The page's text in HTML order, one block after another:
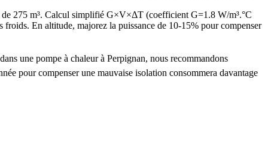
275 m³. Calcul simplifié G×V×ΔT (coefficient G=1.8 W/m³.°C
En altitude, majorez la puissance de 10-15% pour compenser
une pompe à chaleur à Perpignan, nous recommandons
pour compenser une mauvaise isolation consommera davantage